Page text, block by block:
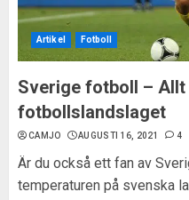
Artikel Fotboll
Sverige fotboll –
fotbollslandslaget
CAMJO AUGUSTI 16, 2021 4
Är du också ett fan av
temperaturen på svenska